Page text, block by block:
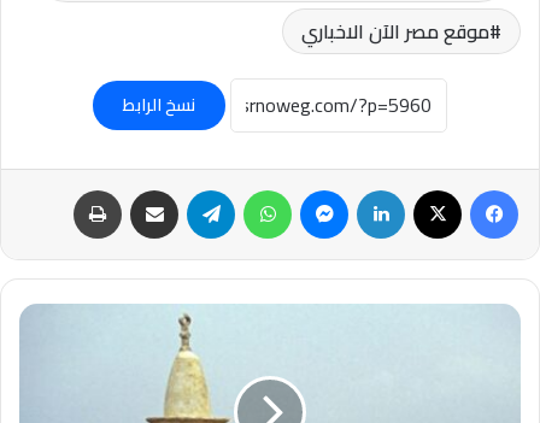
موقع مصر الآن الاخباري
نسخ الرابط
فيسبوك لينكدإن ماسنجر واتساب تيلقرام مشاركة عبر البريد
عاجل-